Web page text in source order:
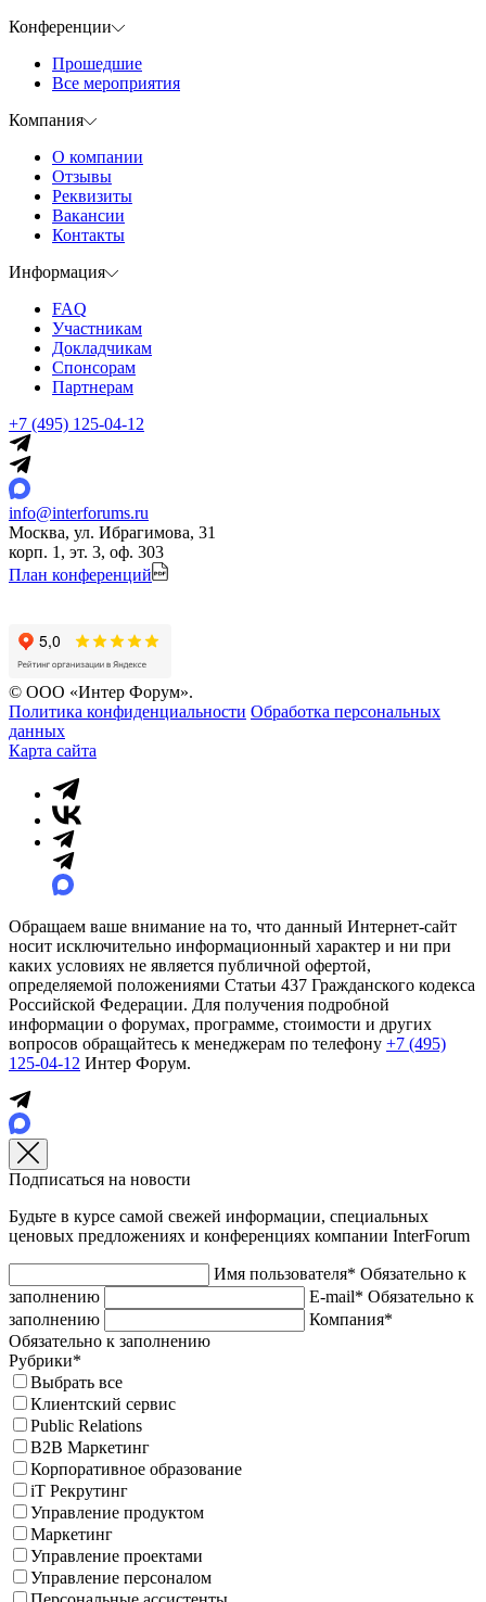
Конференции
Прошедшие
Все мероприятия
Компания
О компании
Отзывы
Реквизиты
Вакансии
Контакты
Информация
FAQ
Участникам
Докладчикам
Спонсорам
Партнерам
+7 (495) 125-04-12
info@interforums.ru
Москва, ул. Ибрагимова, 31
корп. 1, эт. 3, оф. 303
План конференций
© ООО «Интер Форум».
Политика конфиденциальности Обработка персональных
данных
Карта сайта
Обращаем ваше внимание на то, что данный Интернет-сайт
носит исключительно информационный характер и ни при
каких условиях не является публичной офертой,
определяемой положениями Статьи 437 Гражданского кодекса
Российской Федерации. Для получения подробной
информации о форумах, программе, стоимости и других
вопросов обращайтесь к менеджерам по телефону +7 (495)
125-04-12 Интер Форум.
Подписаться на новости
Будьте в курсе самой свежей информации, специальных
ценовых предложениях и конференциях компании InterForum
Имя пользователя* Обязательно к
заполнению
E-mail* Обязательно к
заполнению
Компания*
Обязательно к заполнению
Рубрики*
Выбрать все
Клиентский сервис
Public Relations
B2B Маркетинг
Корпоративное образование
iT Рекрутинг
Управление продуктом
Маркетинг
Управление проектами
Управление персоналом